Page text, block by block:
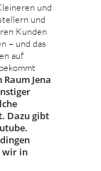
und
und
Kunden
– und das
auf
Jena
Dazu gibt
wir in